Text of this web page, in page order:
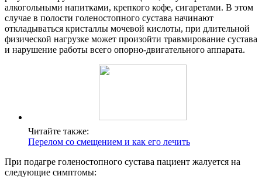
алкогольными напитками, крепкого кофе, сигаретами. В этом
случае в полости голеностопного сустава начинают
откладываться кристаллы мочевой кислоты, при длительной
физической нагрузке может произойти травмирование сустава
и нарушение работы всего опорно-двигательного аппарата.
Читайте также:
Перелом со смещением и как его лечить
При подагре голеностопного сустава пациент жалуется на
следующие симптомы: